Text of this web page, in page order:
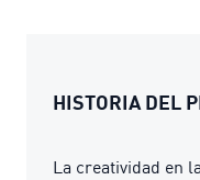
HISTORIA DEL
La creatividad en